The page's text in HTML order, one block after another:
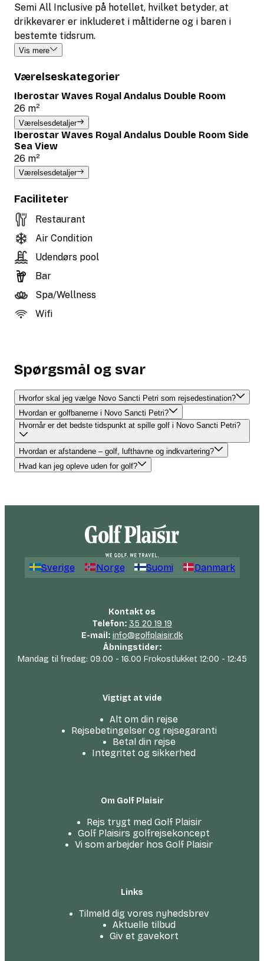
Semi All Inclusive på hotellet, hvilket betyder, at
drikkevarer er inkluderet i måltiderne og i baren i
bestemte tidsrum.
Vis mere
Værelseskategorier
Iberostar Waves Royal Andalus Double Room
26 m²
Værelsesdetaljer
Iberostar Waves Royal Andalus Double Room Side
Sea View
26 m²
Værelsesdetaljer
Faciliteter
Restaurant
Air Condition
Udendørs pool
Bar
Spa/Wellness
Wifi
Spørgsmål og svar
Hvorfor skal jeg vælge Novo Sancti Petri som rejsedestination?
Hvordan er golfbanerne i Novo Sancti Petri?
Hvornår er det bedste tidspunkt at spille golf i Novo Sancti Petri?
Hvordan er afstandene – golf, lufthavne og indkvartering?
Hvad kan jeg opleve uden for golf?
Sverige Norge Suomi Danmark
Kontakt os
Telefon: 35 20 19 19
E-mail: info@golfplaisir.dk
Åbningstider:
Mandag til fredag: 09.00 - 16.00 Frokostlukket 12:00 - 12:45
Vigtigt at vide
Alt om din rejse
Rejsebetingelser og rejsegaranti
Betal din rejse
Integritet og sikkerhed
Om Golf Plaisir
Rejs trygt med Golf Plaisir
Golf Plaisirs golfrejsekoncept
Vi som arbejder hos Golf Plaisir
Links
Tilmeld dig vores nyhedsbrev
Aktuelle tilbud
Giv et gavekort